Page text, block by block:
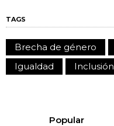
TAGS
Brecha de género
Igualdad
Inclusión
Popular